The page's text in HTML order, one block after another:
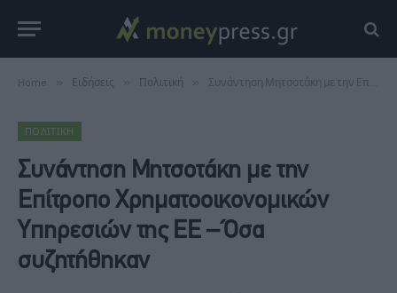
Home Ειδήσεις Πολιτική Συνάντηση Μητσοτάκη με την Επίτροπο Χρηματοοικονομικών Υπηρεσιών της ΕΕ – Όσα συζητήθηκαν
ΠΟΛΙΤΙΚΉ
Συνάντηση Μητσοτάκη με την
Επίτροπο Χρηματοοικονομικών
Υπηρεσιών της ΕΕ – Όσα
συζητήθηκαν